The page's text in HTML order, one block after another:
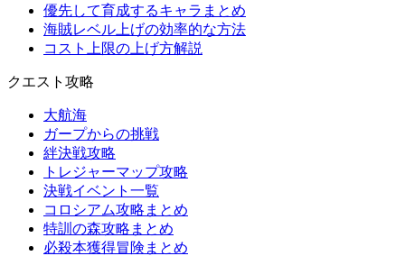
優先して育成するキャラまとめ
海賊レベル上げの効率的な方法
コスト上限の上げ方解説
クエスト攻略
大航海
ガープからの挑戦
絆決戦攻略
トレジャーマップ攻略
決戦イベント一覧
コロシアム攻略まとめ
特訓の森攻略まとめ
必殺本獲得冒険まとめ